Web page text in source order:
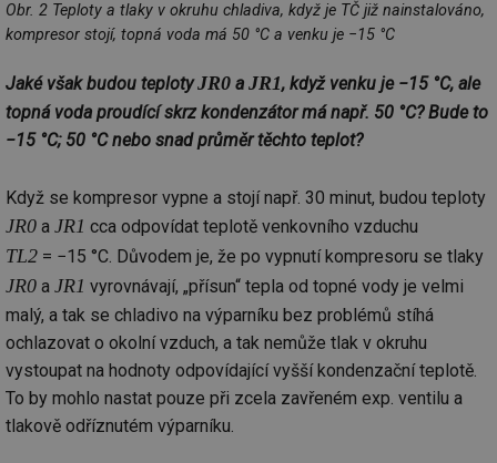
Obr. 2 Teploty a tlaky v okruhu chladiva, když je TČ již nainstalováno,
kompresor stojí, topná voda má 50 °C a venku je −15 °C
Jaké však budou teplotyJR0 a JR1, když venku je −15 °C, ale
topná voda proudící skrz kondenzátor má např. 50 °C? Bude to
−15 °C; 50 °C nebo snad průměr těchto teplot?
Když se kompresor vypne a stojí např. 30 minut, budou teploty
JR0 a JR1 cca odpovídat teplotě venkovního vzduchu
TL2 = −15 °C. Důvodem je, že po vypnutí kompresoru se tlaky
JR0 a JR1 vyrovnávají, „přísun“ tepla od topné vody je velmi
malý, a tak se chladivo na výparníku bez problémů stíhá
ochlazovat o okolní vzduch, a tak nemůže tlak v okruhu
vystoupat na hodnoty odpovídající vyšší kondenzační teplotě.
To by mohlo nastat pouze při zcela zavřeném exp. ventilu a
tlakově odříznutém výparníku.